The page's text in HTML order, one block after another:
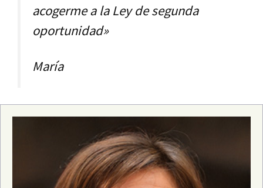
acogerme a la Ley de segunda
oportunidad»
María